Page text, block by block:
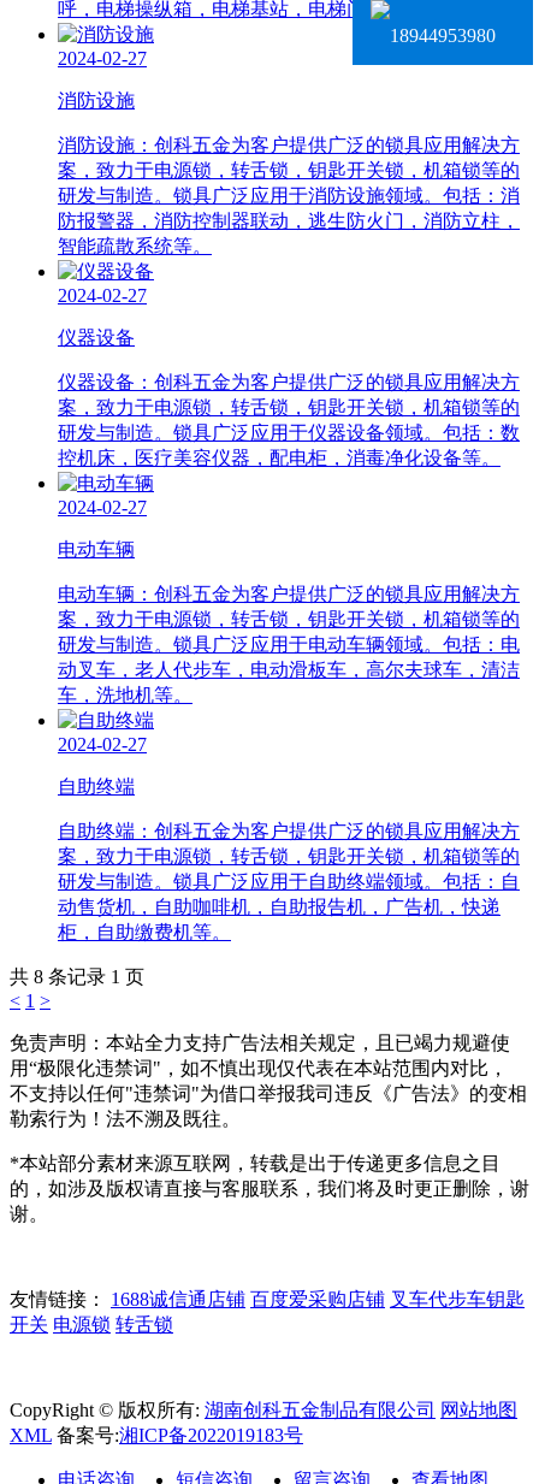
呼，电梯操纵箱，电梯基站，电梯门楣等。
2024-02-27
消防设施
消防设施：创科五金为客户提供广泛的锁具应用解决方
案，致力于电源锁，转舌锁，钥匙开关锁，机箱锁等的
研发与制造。锁具广泛应用于消防设施领域。包括：消
防报警器，消防控制器联动，逃生防火门，消防立柱，
智能疏散系统等。
2024-02-27
仪器设备
仪器设备：创科五金为客户提供广泛的锁具应用解决方
案，致力于电源锁，转舌锁，钥匙开关锁，机箱锁等的
研发与制造。锁具广泛应用于仪器设备领域。包括：数
控机床，医疗美容仪器，配电柜，消毒净化设备等。
2024-02-27
电动车辆
电动车辆：创科五金为客户提供广泛的锁具应用解决方
案，致力于电源锁，转舌锁，钥匙开关锁，机箱锁等的
研发与制造。锁具广泛应用于电动车辆领域。包括：电
动叉车，老人代步车，电动滑板车，高尔夫球车，清洁
车，洗地机等。
2024-02-27
自助终端
自助终端：创科五金为客户提供广泛的锁具应用解决方
案，致力于电源锁，转舌锁，钥匙开关锁，机箱锁等的
研发与制造。锁具广泛应用于自助终端领域。包括：自
动售货机，自助咖啡机，自助报告机，广告机，快递
柜，自助缴费机等。
共 8 条记录 1 页
< 1 >
免责声明：本站全力支持广告法相关规定，且已竭力规避使
用“极限化违禁词"，如不慎出现仅代表在本站范围内对比，
不支持以任何"违禁词"为借口举报我司违反《广告法》的变相
勒索行为！法不溯及既往。
*本站部分素材来源互联网，转载是出于传递更多信息之目
的，如涉及版权请直接与客服联系，我们将及时更正删除，谢
谢。
友情链接： 1688诚信通店铺 百度爱采购店铺 叉车代步车钥匙
开关 电源锁 转舌锁
CopyRight © 版权所有: 湖南创科五金制品有限公司 网站地图
XML 备案号:湘ICP备2022019183号
18944953980
电话咨询 短信咨询 留言咨询 查看地图